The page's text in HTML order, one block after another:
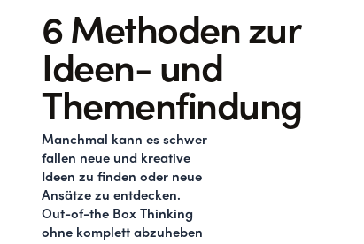
6 Methoden zur
Ideen- und
Themenfindung
Manchmal kann es schwer
fallen neue und kreative
Ideen zu finden oder neue
Ansätze zu entdecken.
Out-of-the Box Thinking
ohne komplett abzuheben